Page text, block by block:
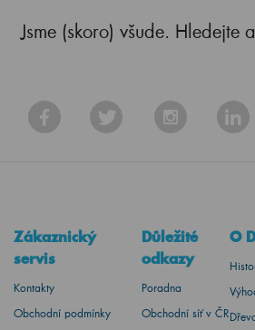
Jsme (skoro) všude. Hledejte
Zákaznický
servis
Kontakty
Obchodní podmínky
Důležité
odkazy
Poradna
Obchodní síť v ČR
O